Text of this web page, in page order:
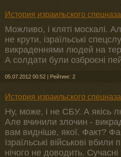
История израильского
Можливо, і кляті москалі.
не крути, ізраїльські
викраденнями людей на
А солдати були озброєні
05.07.2012 00:52 | Рейтинг: 2
История израильского
Ну, може, і не СБУ. А якісь
Але вчинили злочин -
вам видніше, якої. Факт?
Ізраїльські військові
нічого не доводить.